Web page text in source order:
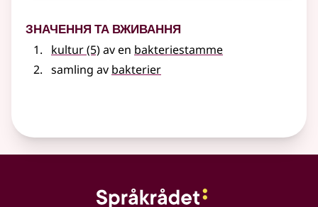
Значення та вживання
kultur(5)av en bakteriestamme
samling av bakterier